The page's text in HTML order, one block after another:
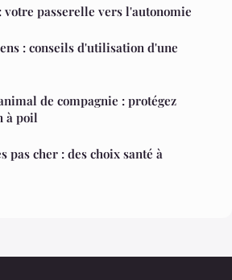
votre passerelle vers l'autonomie
: conseils d'utilisation d'une
de compagnie : protégez
à poil
pas cher : des choix santé à